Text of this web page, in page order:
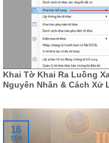
Khai Tờ Khai Ra Luồng
Nguyên Nhân & Cách Xử
16
Th9